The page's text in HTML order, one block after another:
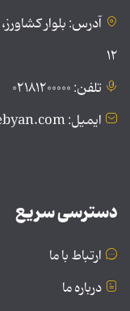
آدرس: بلوار
۱۲
تلفن: ۰۲۱۸۱۲۰۰۰۰۰
ایمیل: public@tebyan.com
دسترسی سریع
ارتباط با ما
درباره ما